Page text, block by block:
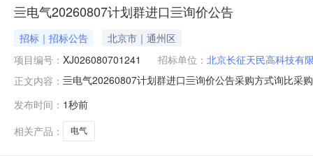
亖电气20260807计划群进口亖询价公告
招标｜招标公告
北京市｜通州区
项目编号： XJ026080701241 招标单位： 北京长征天民高科技有
正文内容： 亖电气20260807计划群进口亖询价公告采购方式询比采
发布时间： 1秒前
相关产品：
电气